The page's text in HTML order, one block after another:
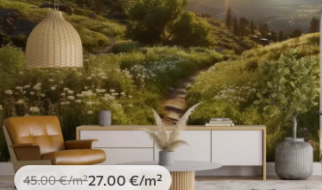
45.00€/m²27.00 €/m²